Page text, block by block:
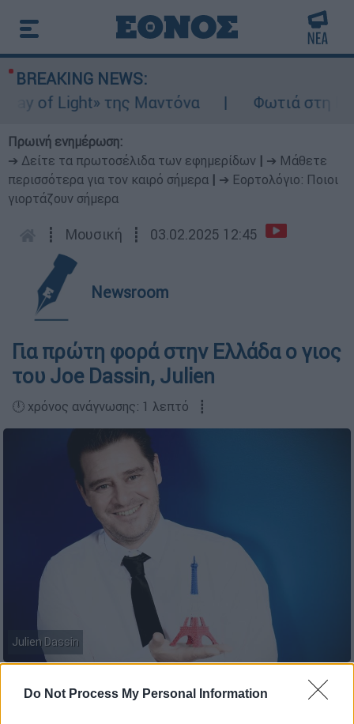
Do Not Process My Personal Information
BREAKING NEWS:
of Light» της Μαντόνα
Φωτιά στη
Πρωινή ενημέρωση:
➔ Δείτε τα πρωτοσέλιδα των εφημερίδων
➔ Μάθετε
περισσότερα για τον καιρό σήμερα
➔ Εορτολόγιο: Ποιοι
γιορτάζουν σήμερα
┋ Μουσική ┋ 03.02.2025 12:45
Newsroom
Για πρώτη φορά στην Ελλάδα o γιος
του Joe Dassin, Julien
🕛 χρόνος ανάγνωσης: 1 λεπτό ┋
Julien Dassin
Προσθέστε το ΕΘΝΟΣ στη Google